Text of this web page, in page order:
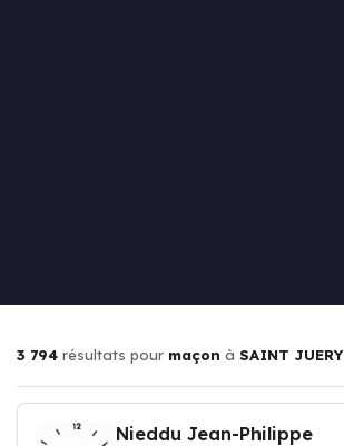
3 794 résultats pour maçon à SAINT JUERY
Nieddu Jean-Philippe